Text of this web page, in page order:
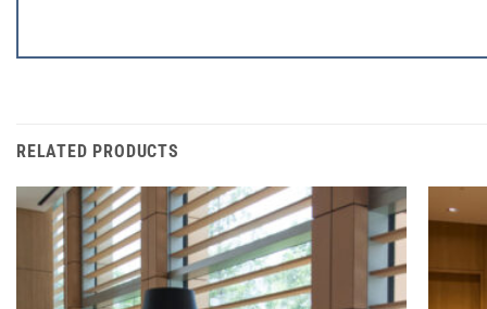
RELATED PRODUCTS